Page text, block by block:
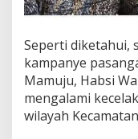
Seperti diketahui,
kampanye
Mamuju, Habsi
mengalami
wilayah